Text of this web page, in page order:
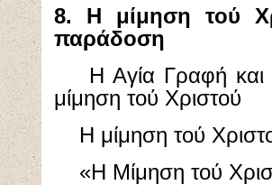
8. Η μίμηση τού
παράδοση
Η Αγία Γραφή και
μίμηση τού Χριστού
Η μίμηση τού
«Η Μίμηση τού